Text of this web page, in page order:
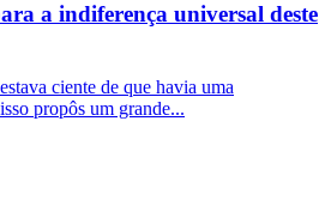
a indiferença universal deste
ciente de que havia uma
propôs um grande...